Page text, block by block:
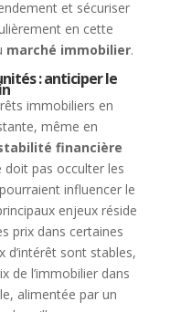
et sécuriser
en cette
marché immobilier.
: anticiper le
immobiliers en
même en
financière
doit pas occulter les
influencer le
enjeux réside
prix dans certaines
d’intérêt sont stables,
de l’immobilier dans
alimentée par un